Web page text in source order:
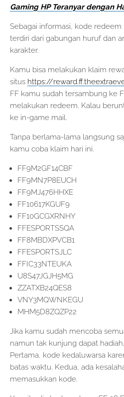
Gaming HP Teranyar dengan
Sebagai informasi, kode redeem
terdiri dari gabungan huruf dan
karakter.
Kamu bisa melakukan klaim
situs https://
FF kamu sudah tersambung ke
melakukan redeem. Kalau
ke in-game mail.
Tanpa berlama-lama langsung
kamu coba klaim hari ini.
FF9M2GF14CBF
FF9MN7P8EUCH
FF9MJ476HHXE
FF10617KGUF9
FF10GCGXRNHY
FFESPORTSSQA
FF8MBDXPVCB1
FFESPORTSJLC
FFIC33NTEUKA
U8S47JGJH5MG
ZZATXB24QES8
VNY3MQWNKEGU
MHM5D8ZQZP22
Jika kamu sudah mencoba
namun tak kunjung dapat
Pertama, kode kedaluwarsa
batas waktu. Kedua, ada
memasukkan kode.